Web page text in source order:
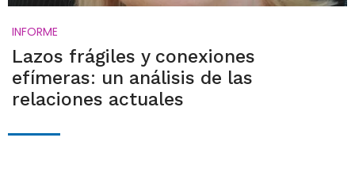
INFORME
Lazos frágiles y conexiones
efímeras: un análisis de las
relaciones actuales